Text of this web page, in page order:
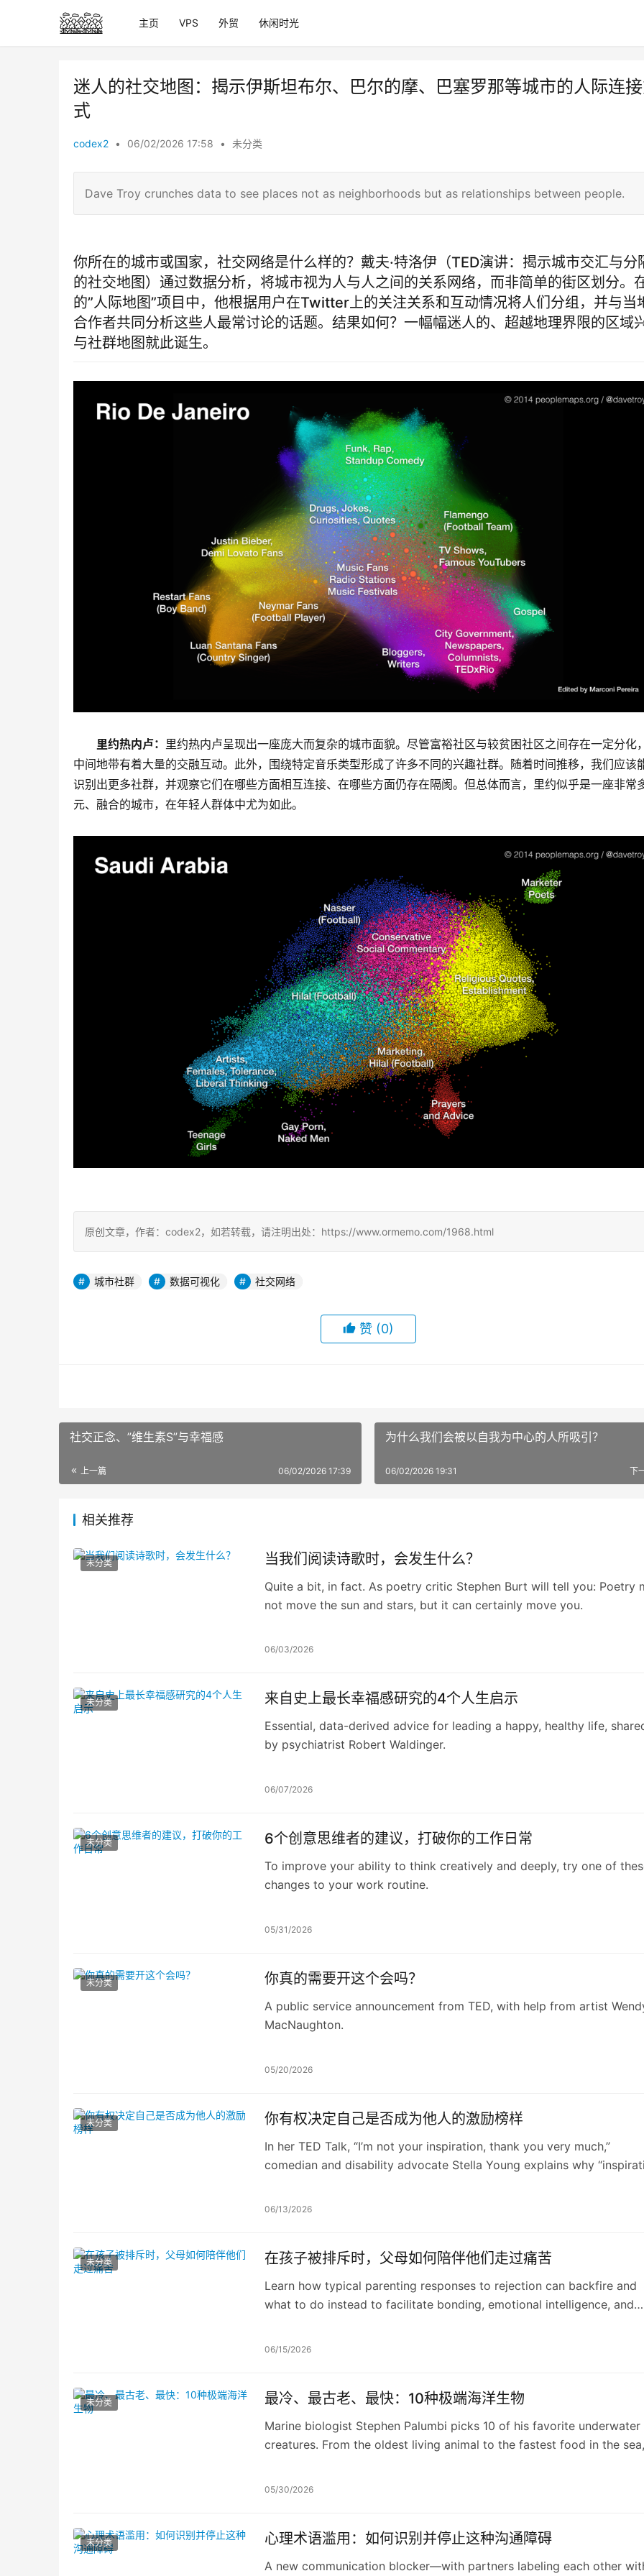
主页 VPS 外贸 休闲时光
迷人的社交地图：揭示伊斯坦布尔、巴尔的摩、巴塞罗那等城市的人际连
式
codex2 • 06/02/2026 17:58 • 未分类
Dave Troy crunches data to see places not as neighborhoods but as relationships between people.
你所在的城市或国家，社交网络是什么样的？戴夫·特洛伊（TED演讲：揭示城市交汇与分
的社交地图）通过数据分析，将城市视为人与人之间的关系网络，而非简单的街区划分。
的”人际地图”项目中，他根据用户在Twitter上的关注关系和互动情况将人们分组，并与当
合作者共同分析这些人最常讨论的话题。结果如何？一幅幅迷人的、超越地理界限的区域
与社群地图就此诞生。
里约热内卢： 里约热内卢呈现出一座庞大而复杂的城市面貌。尽管富裕社区与较贫困社区之间存在一定分化
中间地带有着大量的交融互动。此外，围绕特定音乐类型形成了许多不同的兴趣社群。随着时间推移，我们应该
识别出更多社群，并观察它们在哪些方面相互连接、在哪些方面仍存在隔阂。但总体而言，里约似乎是一座非常
元、融合的城市，在年轻人群体中尤为如此。
原创文章，作者：codex2，如若转载，请注明出处：https://www.ormemo.com/1968.html
城市社群 数据可视化 社交网络
赞 (0)
社交正念、”维生素S”与幸福感
上一篇 06/02/2026 17:39
为什么我们会被以自我为中心的人所吸引？
下
06/02/2026 19:31
相关推荐
未分类 当我们阅读诗歌时，会发生什么？
Quite a bit, in fact. As poetry critic Stephen Burt will tell you: Poetry
not move the sun and stars, but it can certainly move you.
06/03/2026
未分类 来自史上最长幸福感研究的4个人生启示
Essential, data-derived advice for leading a happy, healthy life,
by psychiatrist Robert Waldinger.
06/07/2026
未分类 6个创意思维者的建议，打破你的工作日常
To improve your ability to think creatively and deeply, try one of
changes to your work routine.
05/31/2026
未分类 你真的需要开这个会吗？
A public service announcement from TED, with help from artist
MacNaughton.
05/20/2026
未分类 你有权决定自己是否成为他人的激励榜样
In her TED Talk, “I’m not your inspiration, thank you very much,”
comedian and disability advocate Stella Young explains why
06/13/2026
未分类 在孩子被排斥时，父母如何陪伴他们走过痛苦
Learn how typical parenting responses to rejection can backfire and
what to do instead to facilitate bonding, emotional intelligence, and
06/15/2026
未分类 最冷、最古老、最快：10种极端海洋生物
Marine biologist Stephen Palumbi picks 10 of his favorite underwater
creatures. From the oldest living animal to the fastest food in the sea,
05/30/2026
未分类 心理术语滥用：如何识别并停止这种沟通障碍
A new communication blocker—with partners labeling each other